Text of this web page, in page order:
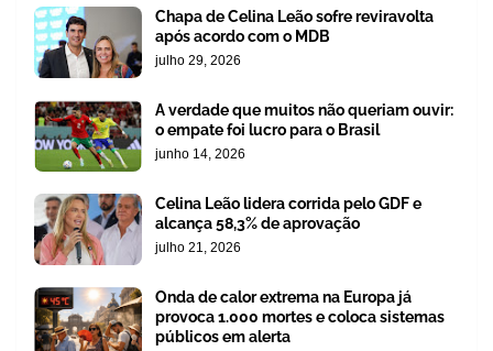
Chapa de Celina Leão sofre reviravolta
após acordo com o MDB
julho 29, 2026
A verdade que muitos não queriam ouvir:
o empate foi lucro para o Brasil
junho 14, 2026
Celina Leão lidera corrida pelo GDF e
alcança 58,3% de aprovação
julho 21, 2026
Onda de calor extrema na Europa já
provoca 1.000 mortes e coloca sistemas
públicos em alerta